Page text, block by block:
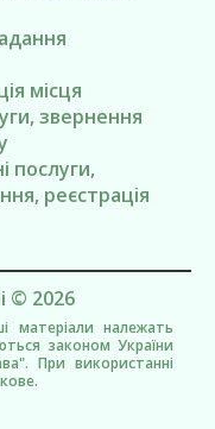
місця
звернення
послуги,
реєстрація
© 2026
матеріали належать
законом України
При використанні